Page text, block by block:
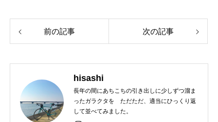
前の記事 次の記事
hisashi
長年の間にあちこちの引き出しに少しずつ溜ま
ったガラクタを ただただ、適当にひっくり返
して並べてみました。